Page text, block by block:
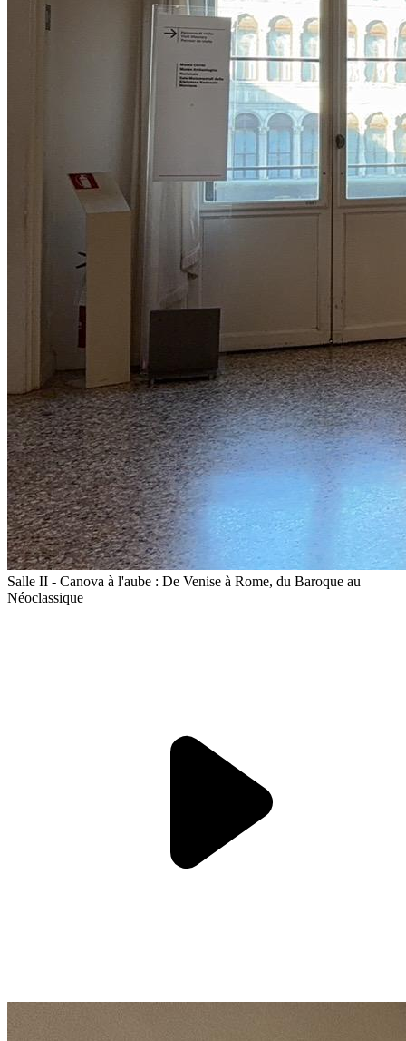
Salle II - Canova à l'aube : De Venise à Rome, du Baroque au
Néoclassique